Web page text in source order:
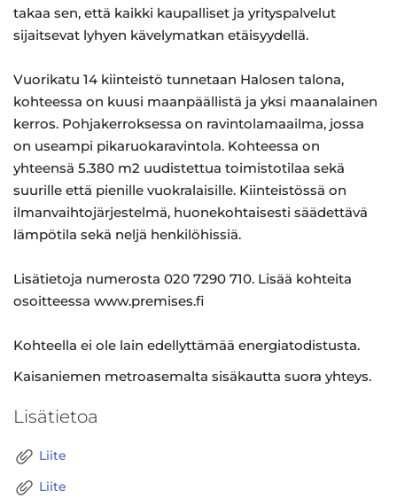
takaa sen, että kaikki kaupalliset ja yrityspalvelut
sijaitsevat lyhyen kävelymatkan etäisyydellä.
Vuorikatu 14 kiinteistö tunnetaan Halosen talona,
kohteessa on kuusi maanpäällistä ja yksi maanalainen
kerros. Pohjakerroksessa on ravintolamaailma, jossa
on useampi pikaruokaravintola. Kohteessa on
yhteensä 5.380 m2 uudistettua toimistotilaa sekä
suurille että pienille vuokralaisille. Kiinteistössä on
ilmanvaihtojärjestelmä, huonekohtaisesti säädettävä
lämpötila sekä neljä henkilöhissiä.
Lisätietoja numerosta 020 7290 710. Lisää kohteita
osoitteessa www.premises.fi
Kohteella ei ole lain edellyttämää energiatodistusta.
Kaisaniemen metroasemalta sisäkautta suora yhteys.
Lisätietoa
Liite
Liite